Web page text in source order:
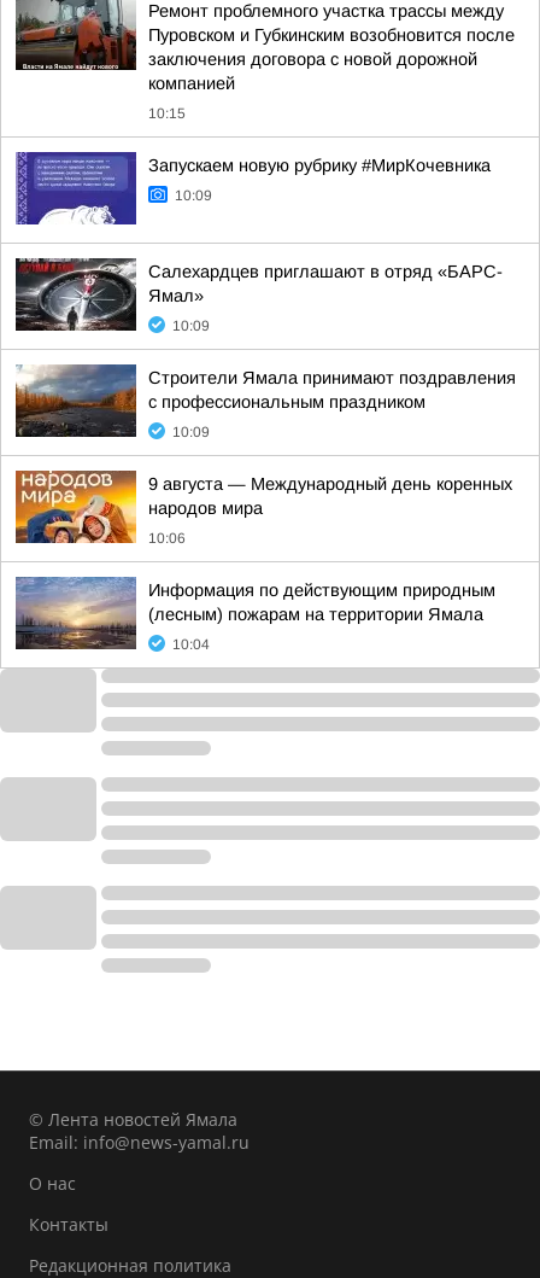
Ремонт проблемного участка трассы между
Пуровском и Губкинским возобновится после
заключения договора с новой дорожной
компанией
10:15
Запускаем новую рубрику #МирКочевника
10:09
Салехардцев приглашают в отряд «БАРС-
Ямал»
10:09
Строители Ямала принимают поздравления
с профессиональным праздником
10:09
9 августа — Международный день коренных
народов мира
10:06
Информация по действующим природным
(лесным) пожарам на территории Ямала
10:04
© Лента новостей Ямала
Email: info@news-yamal.ru
О нас
Контакты
Редакционная политика